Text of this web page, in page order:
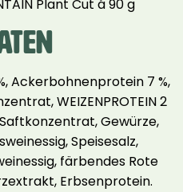
Plant Cut á 90 g
Ackerbohnenprotein 7 %,
WEIZENPROTEIN 2
Gewürze,
Speisesalz,
färbendes Rote
Erbsenprotein.